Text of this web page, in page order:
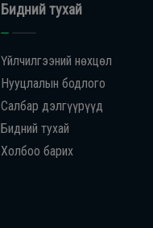
Бидний тухай
Үйлчилгээний нөхцөл
Нууцлалын бодлого
Салбар дэлгүүрүүд
Бидний тухай
Холбоо барих